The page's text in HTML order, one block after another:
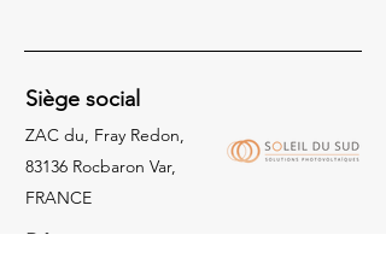
Siège social
ZAC du, Fray Redon,
83136 Rocbaron Var,
FRANCE
Réseaux sociaux